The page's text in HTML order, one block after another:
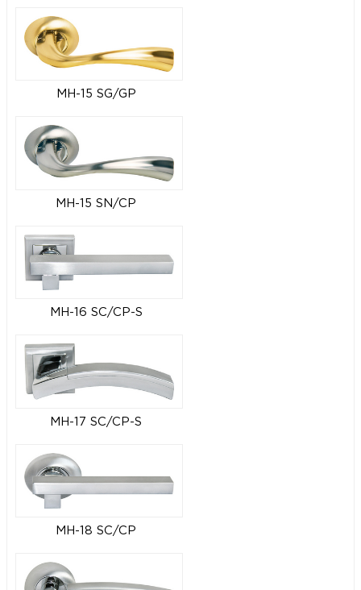
MH-15 SG/GP
MH-15 SN/CP
MH-16 SC/CP-S
MH-17 SC/CP-S
MH-18 SC/CP